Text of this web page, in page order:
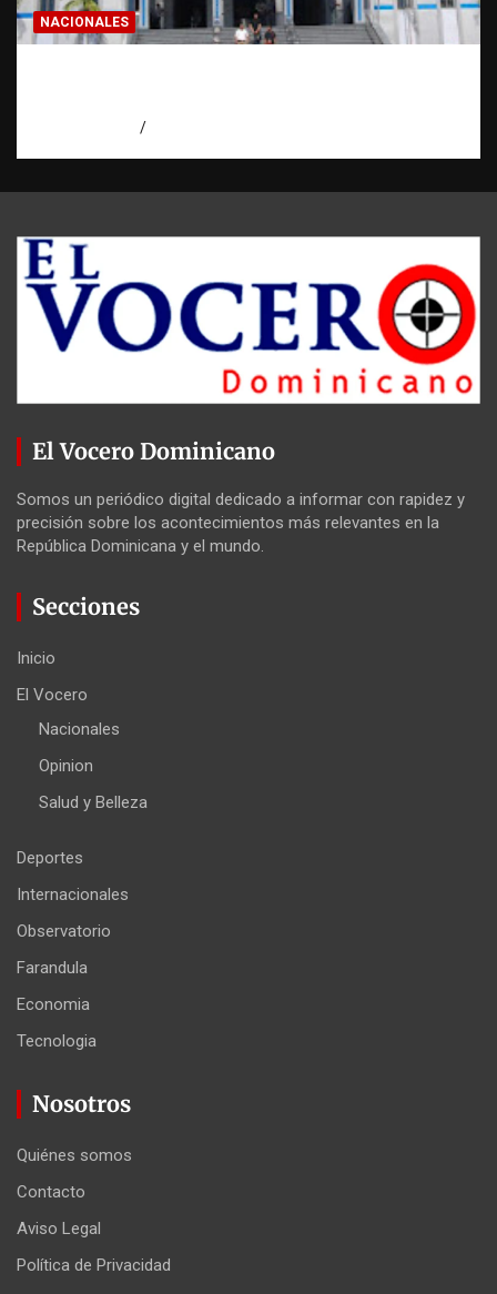
NACIONALES
El Vocero Dominicano
Somos un periódico digital dedicado a informar con rapidez y
precisión sobre los acontecimientos más relevantes en la
República Dominicana y el mundo.
Secciones
Inicio
El Vocero
Nacionales
Opinion
Salud y Belleza
Deportes
Internacionales
Observatorio
Farandula
Economia
Tecnologia
Nosotros
Quiénes somos
Contacto
Aviso Legal
Política de Privacidad